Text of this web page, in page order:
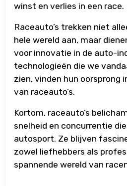
winst en verlies in een race.
Raceauto’s trekken niet
hele wereld aan, maar
voor innovatie in de auto-
technologieën die we
zien, vinden hun oorsprong
van raceauto’s.
Kortom, raceauto’s
snelheid en concurrentie
autosport. Ze blijven
zowel liefhebbers als
spannende wereld van